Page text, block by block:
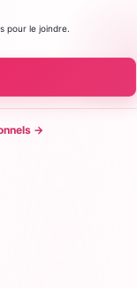
pour le joindre.
→